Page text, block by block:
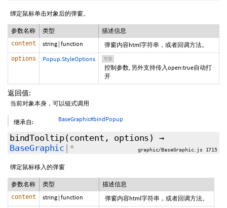
绑定鼠标单击对象后的弹窗。
参数名称 类型 描述信息
content string | function 弹窗内容html字符串，或者回调方法。
options Popup.StyleOptions 可选
控制参数, 另外支持传入open:true自动打
开
返回值:
当前对象本身，可以链式调用
继承自: BaseGraphic#bindPopup
bindTooltip(content, options )
→
BaseGraphic |* graphic/BaseGraphic.js 1715
绑定鼠标移入的弹窗
参数名称 类型 描述信息
content string | function 弹窗内容html字符串，或者回调方法。